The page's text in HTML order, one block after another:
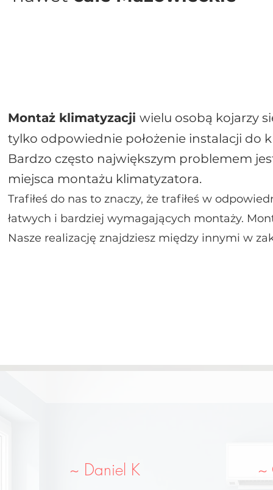
Montaż klimatyzacji wielu osobą kojarzy
tylko odpowiednie położenie instalacji do
Bardzo często największym problemem
miejsca montażu klimatyzatora.
Trafiłeś do nas to znaczy, że trafiłeś w
łatwych i bardziej wymagających montaży.
Nasze realizację znajdziesz między innymi w
~ Daniel K ~